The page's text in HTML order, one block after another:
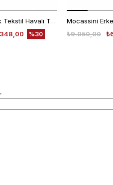
Mocassini Erkek Tekstil Havalı Taban Beyaz Spor & Sneaker Ayakkabı
%30 ₺9.050,00